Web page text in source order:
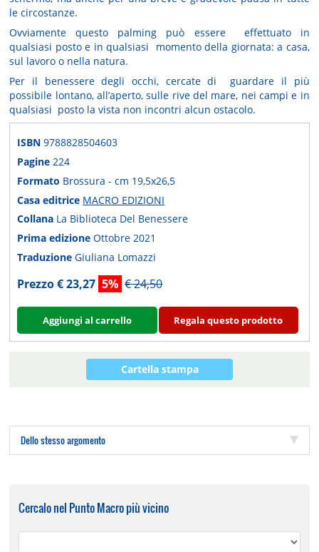
le circostanze.
Ovviamente questo palming può essere effettuato in
qualsiasi posto e in qualsiasi momento della giornata: a casa,
sul lavoro o nella natura.
Per il benessere degli occhi, cercate di guardare il più
possibile lontano, all’aperto, sulle rive del mare, nei campi e in
qualsiasi posto la vista non incontri alcun ostacolo.
ISBN9788828504603
Pagine224
Formato Brossura - cm 19,5x26,5
Casa editrice MACRO EDIZIONI
Collana La Biblioteca Del Benessere
Prima edizioneOttobre 2021
TraduzioneGiuliana Lomazzi
Prezzo € 23,27 5% € 24,50
Aggiungi al carrello Regala questo prodotto
Cartella stampa
Dello stesso argomento
Cercalo nel Punto Macro più vicino